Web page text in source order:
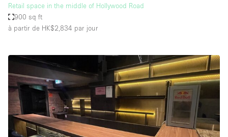
Retail space in the middle of Hollywood Road
900 sq ft
à partir de HK$2,834 par jour